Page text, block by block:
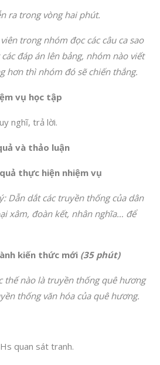
ra trong vòng hai phút.
trong nhóm đọc các câu ca sao
đáp án lên bảng, nhóm nào viết
hơn thì nhóm đó sẽ chiến thắng.
vụ học tập
nghĩ, trả lời.
và thảo luận
thực hiện nhiệm vụ
Dẫn dắt các truyền thống của dân
xâm, đoàn kết, nhân nghĩa… để
kiến thức mới (35 phút)
thế nào là truyền thống quê hương
thống văn hóa của quê hương.
quan sát tranh.